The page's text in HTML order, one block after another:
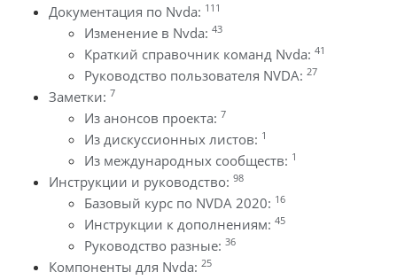
Документация по Nvda: 111
Изменение в Nvda: 43
Краткий справочник команд Nvda: 41
Руководство пользователя NVDA: 27
Заметки: 7
Из анонсов проекта: 7
Из дискуссионных листов: 1
Из международных сообществ: 1
Инструкции и руководство: 98
Базовый курс по NVDA 2020: 16
Инструкции к дополнениям: 45
Руководство разные: 36
Компоненты для Nvda: 25